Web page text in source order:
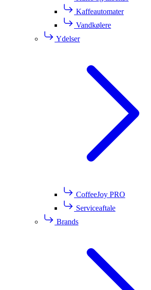
Kaffeautomater
Vandkølere
Ydelser
CoffeeJoy PRO
Serviceaftale
Brands